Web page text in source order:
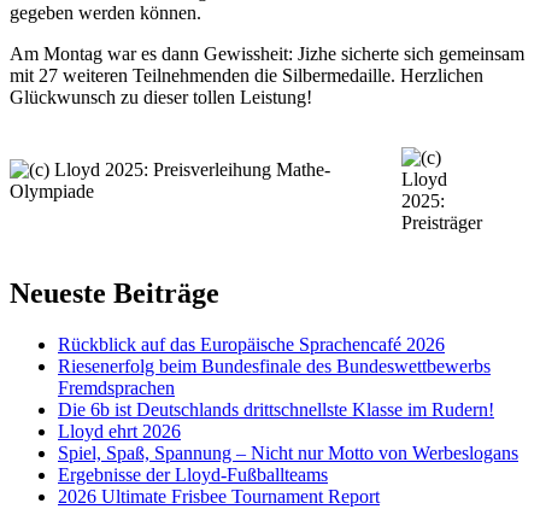
gegeben werden können.
Am Montag war es dann Gewissheit: Jizhe sicherte sich gemeinsam
mit 27 weiteren Teilnehmenden die Silbermedaille. Herzlichen
Glückwunsch zu dieser tollen Leistung!
Neueste Beiträge
Rückblick auf das Europäische Sprachencafé 2026
Riesenerfolg beim Bundesfinale des Bundeswettbewerbs
Fremdsprachen
Die 6b ist Deutschlands drittschnellste Klasse im Rudern!
Lloyd ehrt 2026
Spiel, Spaß, Spannung – Nicht nur Motto von Werbeslogans
Ergebnisse der Lloyd-Fußballteams
2026 Ultimate Frisbee Tournament Report